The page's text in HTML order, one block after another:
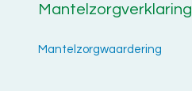
Mantelzorgverklaring
Mantelzorgwaardering